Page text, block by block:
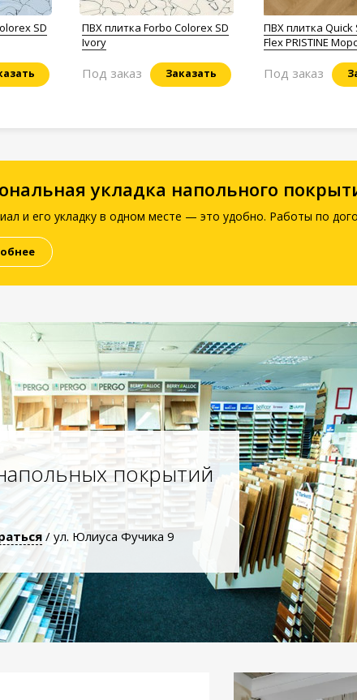
SD
ПВХ плитка Forbo Colorex SD
Ivory
Заказать
Под заказ
ПВХ плитка Quick
Flex PRISTINE
Под заказ
укладка напольного
и его укладку в одном месте — это удобно. Работы по
покрытий
/ ул. Юлиуса Фучика 9